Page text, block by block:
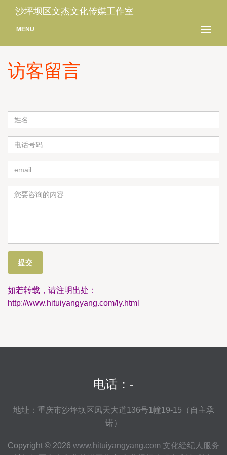
沙坪坝区文杰文化传媒工作室
MENU
访客留言
如若转载，请注明出处：
http://www.hituiyangyang.com/ly.html
电话：-
地址：重庆市沙坪坝区凤天大道136号1幢19-15（自主承
诺）
Copyright © 2026 www.hituiyangyang.com 文化经纪人服务